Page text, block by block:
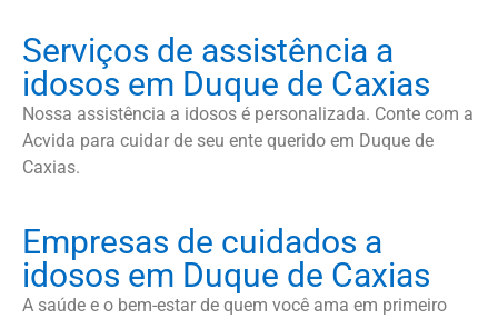
Serviços de assistência a
idosos em Duque de Caxias
Nossa assistência a idosos é personalizada. Conte com a
Acvida para cuidar de seu ente querido em Duque de
Caxias.
Empresas de cuidados a
idosos em Duque de Caxias
A saúde e o bem-estar de quem você ama em primeiro